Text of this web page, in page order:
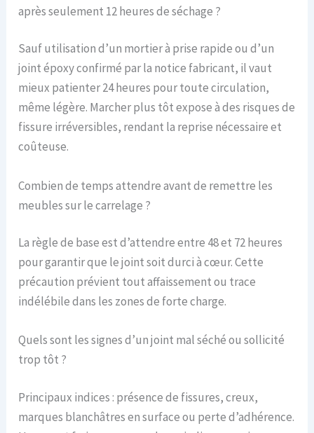
après seulement 12 heures de séchage ?
Sauf utilisation d’un mortier à prise rapide ou d’un
joint époxy confirmé par la notice fabricant, il vaut
mieux patienter 24 heures pour toute circulation,
même légère. Marcher plus tôt expose à des risques de
fissure irréversibles, rendant la reprise nécessaire et
coûteuse.
Combien de temps attendre avant de remettre les
meubles sur le carrelage ?
La règle de base est d’attendre entre 48 et 72 heures
pour garantir que le joint soit durci à cœur. Cette
précaution prévient tout affaissement ou trace
indélébile dans les zones de forte charge.
Quels sont les signes d’un joint mal séché ou sollicité
trop tôt ?
Principaux indices : présence de fissures, creux,
marques blanchâtres en surface ou perte d’adhérence.